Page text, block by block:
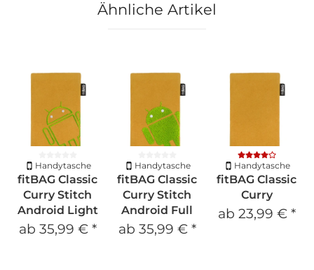
Ähnliche Artikel
Handytasche
fitBAG Classic
Curry Stitch
Android Light
ab 35,99 € *
Handytasche
fitBAG Classic
Curry Stitch
Android Full
ab 35,99 € *
Handytasche
fitBAG Classic
Curry
ab 23,99 € *